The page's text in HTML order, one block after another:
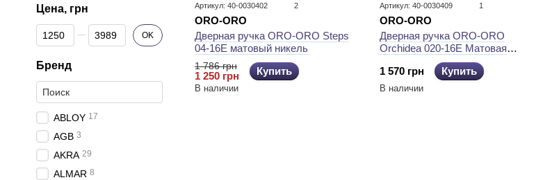
Артикул: 40-0030402 2
ORO-ORO
Дверная ручка ORO-ORO Steps
04-16E матовый никель
1 786 грн
1 250 грн Купить
В наличии
Артикул: 40-0030409 1
ORO-ORO
Дверная ручка ORO-ORO
Orchidea 020-16E Матовая
античная бронза
1 570 грн
Купить
В наличии
Цена, грн
От Цена, грн
До Цена, грн OK
Бренд
ABLOY 17
AGB 3
AKRA 29
ALMAR 8